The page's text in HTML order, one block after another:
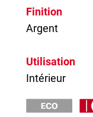
Finition
Argent
Utilisation
Intérieur